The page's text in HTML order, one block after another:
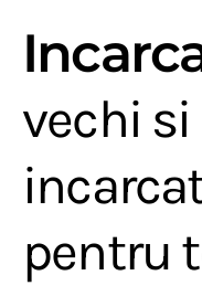
vechi si
pentru